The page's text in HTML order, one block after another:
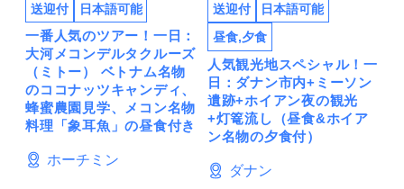
送迎付 日本語可能
一番人気のツアー！一日：
大河メコンデルタクルーズ
（ミトー） ベトナム名物
のココナッツキャンディ、
蜂蜜農園見学、メコン名物
料理「象耳魚」の昼食付き
ホーチミン
送迎付
日本語可能
昼食,夕食
人気観光地スペシャル！一
日：ダナン市内+ミーソン
遺跡+ホイアン夜の観光
+灯篭流し（昼食&ホイア
ン名物の夕食付）
ダナン